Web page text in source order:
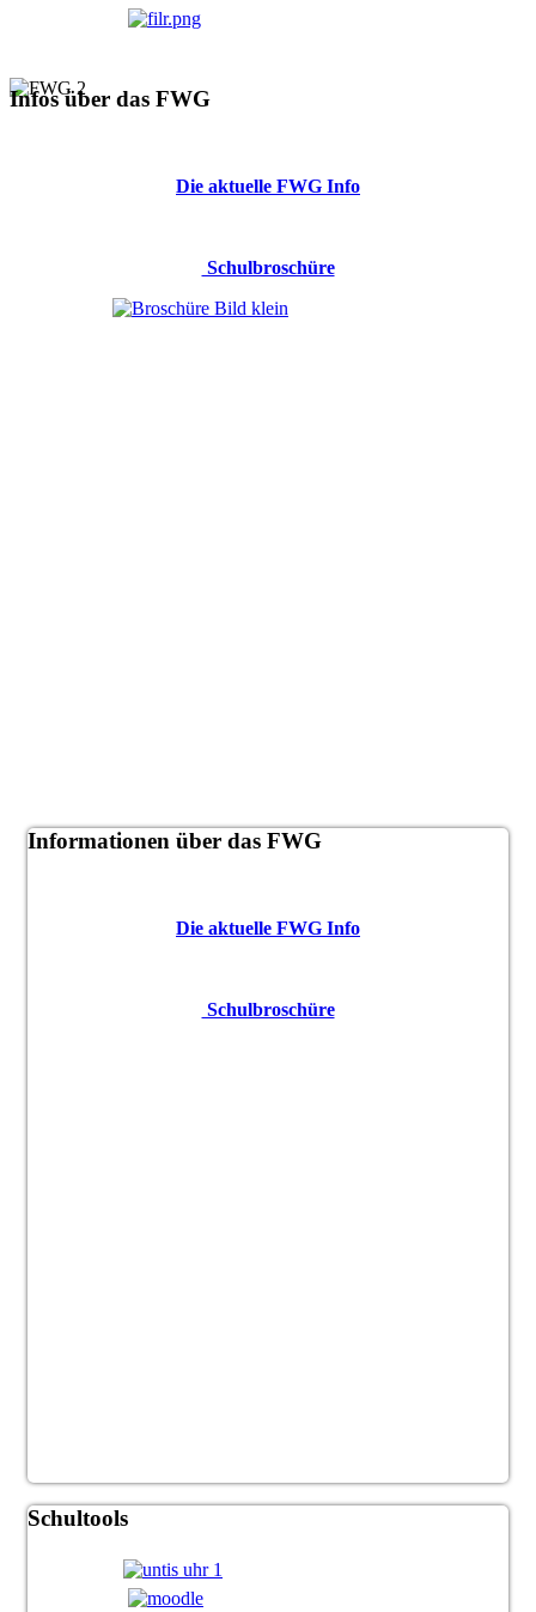
Infos über das FWG
Die aktuelle FWG Info
Schulbroschüre
Informationen über das FWG
Die aktuelle FWG Info
Schulbroschüre
Schultools